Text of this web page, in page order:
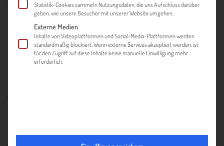
Wussten Sie, dass viele gute Ideen und Exportvorhaben
bereits daran scheitern, dass die eigenen Kapazitäten und
Ressourcen falsch eingeschätzt werden und der (plötzlich)
sehr große Arbeitsaufwand überfordert und entmutigt?
Analyse-Tool & testen Sie, wie gut Sie und Ihr Unternehmen
Mit unseremExport Fit Checkhaben wir Ihnen die
Statistik-Cookies sammeln Nutzungsdaten, die uns Aufschluss darüber
geben, wie unsere Besucher mit unserer Website umgehen.
Externe Medien
Inhalte von Videoplattformen und Social-Media-Plattformen werden
standardmäßig blockiert. Wenn externe Services akzeptiert werden, ist
für den Zugriff auf diese Inhalte keine manuelle Einwilligung mehr
erforderlich.